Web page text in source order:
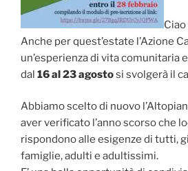
Anche per quest’estate l’Azione
un’esperienza di vita comunitaria
dal 16 al 23 agostosi svolgerà il
Abbiamo scelto di nuovo
aver verificato l’anno scorso che
rispondono alle esigenze di tutti,
famiglie, adulti e adultissimi.